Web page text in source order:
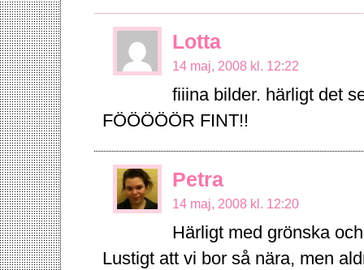
Lotta
14 maj, 2008 kl. 12:22
fiiina bilder. härligt det
FÖÖÖÖÖR FINT!!
Petra
14 maj, 2008 kl. 12:20
Härligt med grönska
Lustigt att vi bor så nära, men